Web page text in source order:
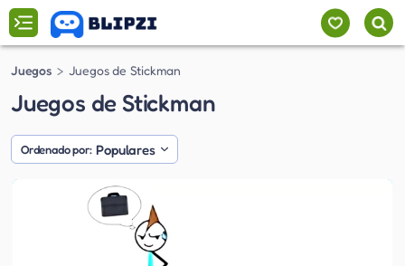
Juegos Juegos de Stickman
Juegos de Stickman
Ordenado por: Populares